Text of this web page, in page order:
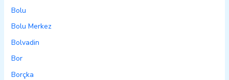
Bolu
Bolu Merkez
Bolvadin
Bor
Borçka